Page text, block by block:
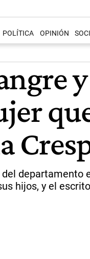
POLÍTICA OPINIÓN
hijos, y el